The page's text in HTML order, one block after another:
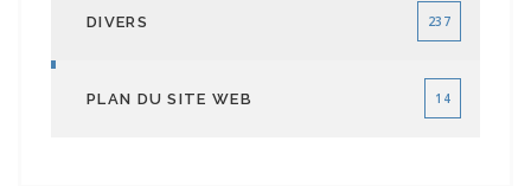
DIVERS 237
PLAN DU SITE WEB 14